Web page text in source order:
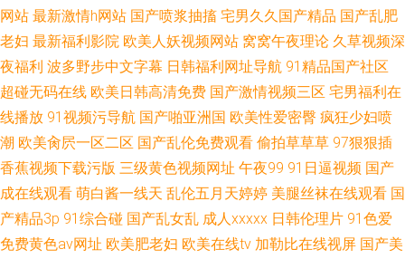
网站 最新激情h网站 国产喷浆抽搐 宅男久久国产精品 国产乱肥
老妇 最新福利影院 欧美人妖视频网站 窝窝午夜理论 久草视频深
夜福利 波多野步中文字幕 日韩福利网址导航 91精品国产社区
超碰无码在线 欧美日韩高清免费 国产激情视频三区 宅男福利在
线播放 91视频污导航 国产啪亚洲国 欧美性爱密臀 疯狂少妇喷
潮 欧美肏屄一区二区 国产乱伦免费观看 偷拍草草草 97狠狠插
香蕉视频下载污版 三级黄色视频网址 午夜99 91日逼视频 国产
成在线观看 萌白酱一线天 乱伦五月天婷婷 美腿丝袜在线观看 国
产精品3p 91综合碰 国产乱女乱 成人xxxxx 日韩伦理片 91色爱
免费黄色av网址 欧美肥老妇 欧美在线tv 加勒比在线视屏 国产美